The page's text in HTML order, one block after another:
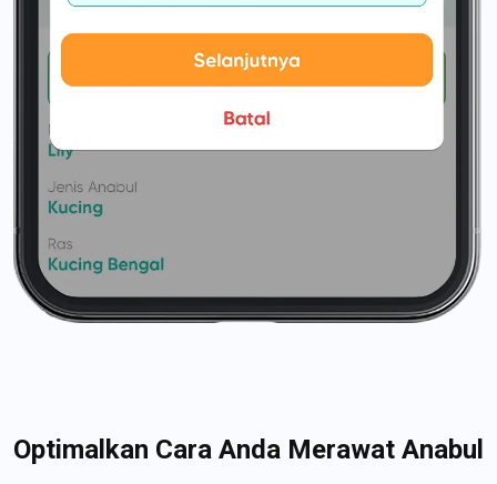
Optimalkan Cara Anda Merawat Anabul